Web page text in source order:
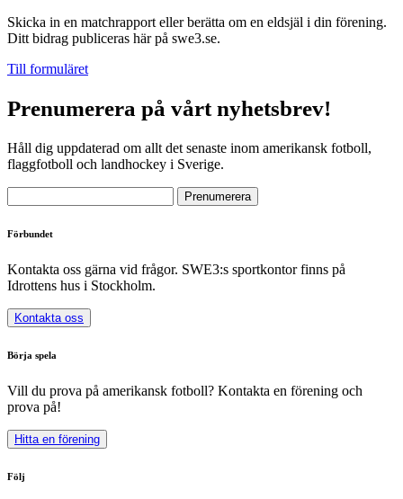
Skicka in en matchrapport eller berätta om en eldsjäl i din förening.
Ditt bidrag publiceras här på swe3.se.
Till formuläret
Prenumerera på vårt nyhetsbrev!
Håll dig uppdaterad om allt det senaste inom amerikansk fotboll,
flaggfotboll och landhockey i Sverige.
Förbundet
Kontakta oss gärna vid frågor. SWE3:s sportkontor finns på
Idrottens hus i Stockholm.
Kontakta oss
Börja spela
Vill du prova på amerikansk fotboll? Kontakta en förening och
prova på!
Hitta en förening
Följ